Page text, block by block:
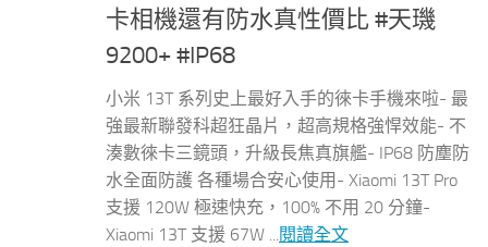
卡相機還有防水真性價比 #天璣
9200+ #IP68
小米 13T 系列史上最好入手的徠卡手機來啦- 最
強最新聯發科超狂晶片，超高規格強悍效能- 不
湊數徠卡三鏡頭，升級長焦真旗艦- IP68 防塵防
水全面防護 各種場合安心使用- Xiaomi 13T Pro
支援 120W 極速快充，100% 不用 20 分鐘-
Xiaomi 13T 支援 67W ...閱讀全文